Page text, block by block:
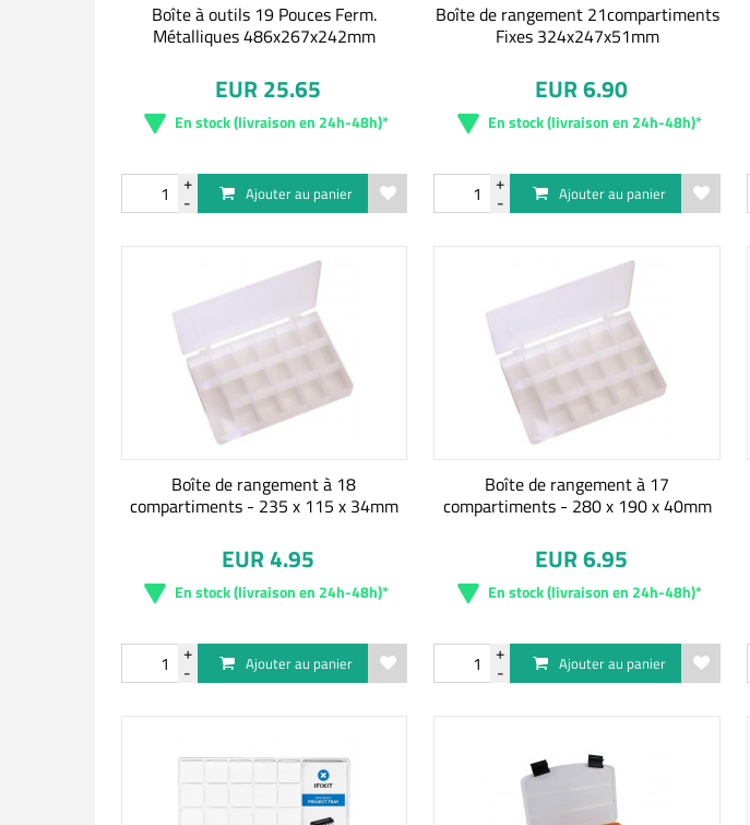
Boîte à outils 19 Pouces Ferm.
Métalliques 486x267x242mm
EUR 25.65
En stock (livraison en 24h-48h)*
Ajouter au panier
Boîte de rangement 21compartiments
Fixes 324x247x51mm
EUR 6.90
En stock (livraison en 24h-48h)*
Ajouter au panier
Boîte de rangement à 18
compartiments - 235 x 115 x 34mm
EUR 4.95
En stock (livraison en 24h-48h)*
Ajouter au panier
Boîte de rangement à 17
compartiments - 280 x 190 x 40mm
EUR 6.95
En stock (livraison en 24h-48h)*
Ajouter au panier